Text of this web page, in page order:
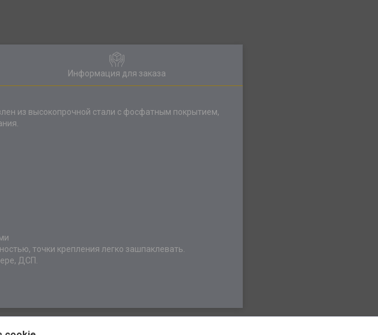
Информация для заказа
из высокопрочной стали с фосфатным покрытием,
точки крепления легко зашпаклевать.
ДСП.